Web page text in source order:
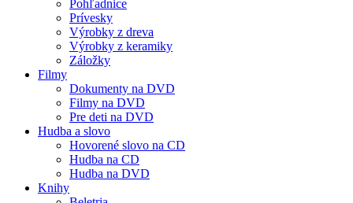
Pohľadnice
Prívesky
Výrobky z dreva
Výrobky z keramiky
Záložky
Filmy
Dokumenty na DVD
Filmy na DVD
Pre deti na DVD
Hudba a slovo
Hovorené slovo na CD
Hudba na CD
Hudba na DVD
Knihy